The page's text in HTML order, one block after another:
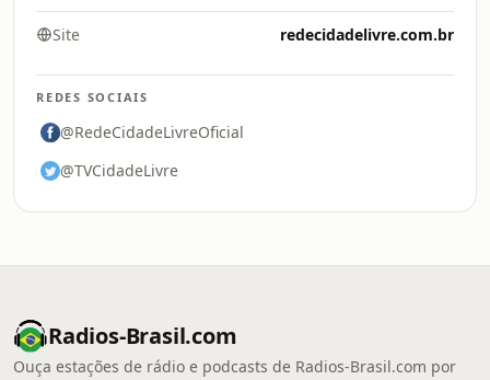
Site redecidadelivre.com.br
REDES SOCIAIS
@RedeCidadeLivreOficial
@TVCidadeLivre
Radios-Brasil.com
Ouça estações de rádio e podcasts de Radios-Brasil.com por